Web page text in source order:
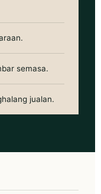
semasa.
jualan.